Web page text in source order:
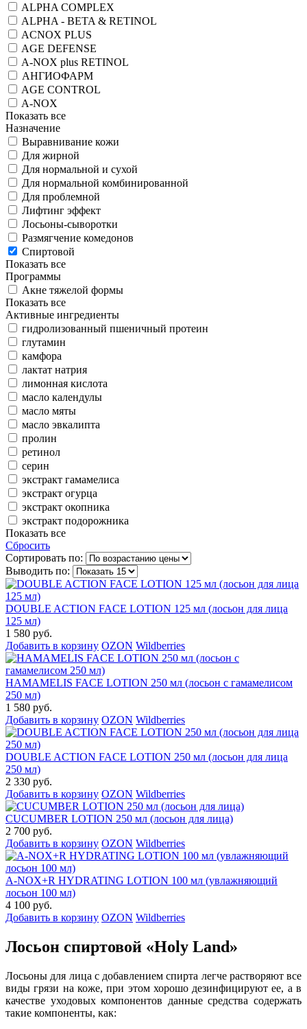
ALPHA COMPLEX
ALPHA - BETA & RETINOL
ACNOX PLUS
AGE DEFENSE
A-NOX plus RETINOL
АНГИОФАРМ
AGE CONTROL
A-NOX
Показать все
Назначение
Выравнивание кожи
Для жирной
Для нормальной и сухой
Для нормальной комбинированной
Для проблемной
Лифтинг эффект
Лосьоны-сыворотки
Размягчение комедонов
Спиртовой
Показать все
Программы
Акне тяжелой формы
Показать все
Активные ингредиенты
гидролизованный пшеничный протеин
глутамин
камфора
лактат натрия
лимонная кислота
масло календулы
масло мяты
масло эвкалипта
пролин
ретинол
серин
экстракт гамамелиса
экстракт огурца
экстракт окопника
экстракт подорожника
Показать все
Сбросить
Сортировать по:
Выводить по:
DOUBLE ACTION FACE LOTION 125 мл (лосьон для лица
125 мл)
1 580 руб.
Добавить в корзину OZON Wildberries
HAMAMELIS FACE LOTION 250 мл (лосьон с гамамелисом
250 мл)
1 580 руб.
Добавить в корзину OZON Wildberries
DOUBLE ACTION FACE LOTION 250 мл (лосьон для лица
250 мл)
2 330 руб.
Добавить в корзину OZON Wildberries
CUCUMBER LOTION 250 мл (лосьон для лица)
2 700 руб.
Добавить в корзину OZON Wildberries
A-NOX+R HYDRATING LOTION 100 мл (увлажняющий
лосьон 100 мл)
4 100 руб.
Добавить в корзину OZON Wildberries
Лосьон спиртовой «Holy Land»
Лосьоны для лица с добавлением спирта легче растворяют все
виды грязи на коже, при этом хорошо дезинфицируют ее, а в
качестве уходовых компонентов данные средства содержать
такие компоненты, как: